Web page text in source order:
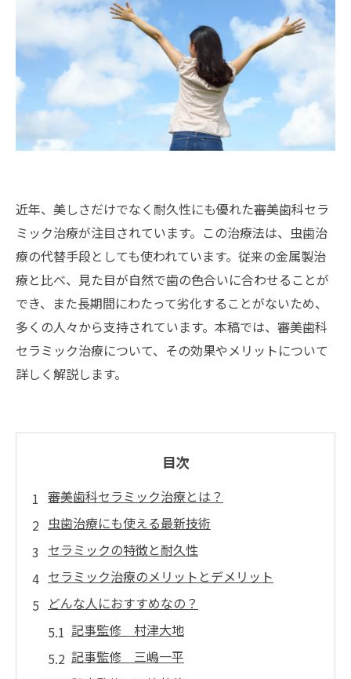
近年、美しさだけでなく耐久性にも優れた審美歯科セラ
ミック治療が注目されています。この治療法は、虫歯治
療の代替手段としても使われています。従来の金属製治
療と比べ、見た目が自然で歯の色合いに合わせることが
でき、また長期間にわたって劣化することがないため、
多くの人々から支持されています。本稿では、審美歯科
セラミック治療について、その効果やメリットについて
詳しく解説します。
目次
審美歯科セラミック治療とは？
虫歯治療にも使える最新技術
セラミックの特徴と耐久性
セラミック治療のメリットとデメリット
どんな人におすすめなの？
記事監修 村津大地
記事監修 三嶋一平